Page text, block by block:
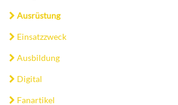
Ausrüstung
Einsatzzweck
Ausbildung
Digital
Fanartikel